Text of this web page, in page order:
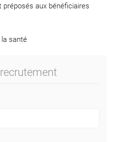
préposés aux bénéficiaires
santé